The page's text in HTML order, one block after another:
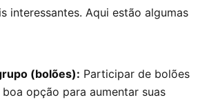
interessantes. Aqui estão algumas
(bolões): Participar de bolões
opção para aumentar suas